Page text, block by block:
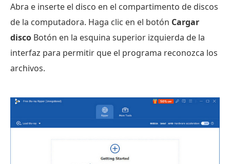
Abra e inserte el disco en el compartimento de discos
de la computadora. Haga clic en el botón Cargar
disco Botón en la esquina superior izquierda de la
interfaz para permitir que el programa reconozca los
archivos.